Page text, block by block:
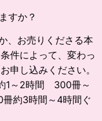
すか？
、お売りくださる本
件によって、変わっ
申し込みください。
1～2時間 300冊～
約3時間～4時間ぐ